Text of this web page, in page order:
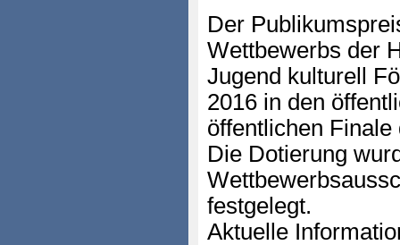
Der
Wettbewerbs der
Jugend kulturell
2016 in den
öffentlichen
Die Dotierung
festgelegt.
Aktuelle